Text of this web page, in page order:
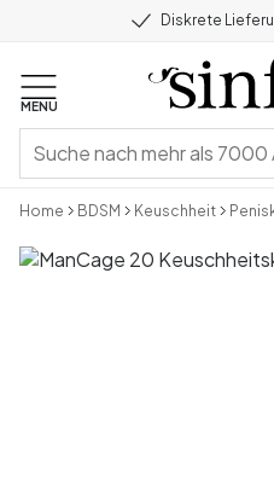
Diskrete
MENU
Home BDSM Keuschheit